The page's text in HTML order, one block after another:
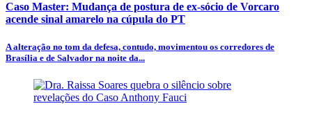
Caso Master: Mudança de postura de ex-sócio de Vorcaro
acende sinal amarelo na cúpula do PT
A alteração no tom da defesa, contudo, movimentou os corredores de
Brasília e de Salvador na noite da...